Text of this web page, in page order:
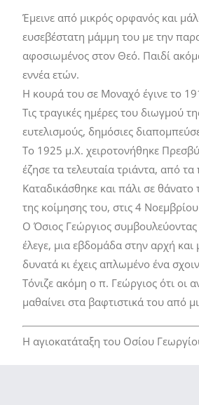
Έμεινε από μικρός ορφανός και
ευσεβέστατη μάμμη του με την
αφοσιωμένος στον Θεό. Παιδί
εννέα ετών.
Η κουρά του σε Μοναχό έγινε το
Τις τραγικές ημέρες του διωγμού
ευτελισμούς, δημόσιες
Το 1925 μ.Χ. χειροτονήθηκε
έζησε τα τελευταία τριάντα, από
Καταδικάσθηκε και πάλι σε
της κοίμησης του, στις 4
Ο Όσιος Γεώργιος συμβουλεύοντας
έλεγε, μια εβδομάδα στην αρχή
δυνατά κι έχεις απλωμένο ένα
Τόνιζε ακόμη ο π. Γεώργιος ότι οι
μαθαίνει στα βαφτιστικά του από
Η αγιοκατάταξη του Οσίου